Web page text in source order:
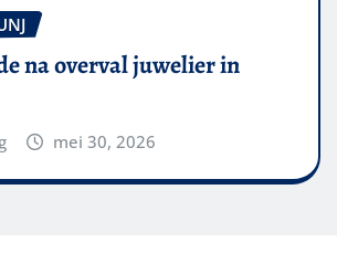
na overval juwelier in
mei 30, 2026